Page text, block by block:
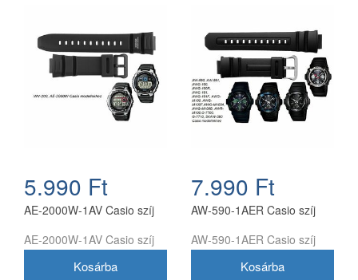
5.990 Ft
AE-2000W-1AV Casio szíj
AE-2000W-1AV Casio szíj
7.990 Ft
AW-590-1AER Casio szíj
AW-590-1AER Casio szíj